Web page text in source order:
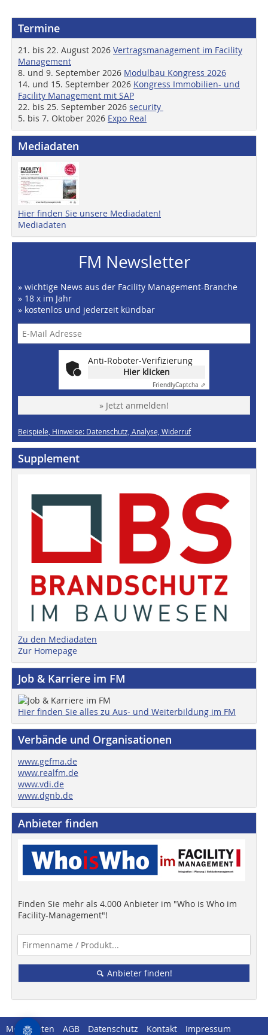
Termine
21. bis 22. August 2026 Vertragsmanagement im Facility
Management
8. und 9. September 2026 Modulbau Kongress 2026
14. und 15. September 2026 Kongress Immobilien- und
Facility Management mit SAP
22. bis 25. September 2026 security
5. bis 7. Oktober 2026 Expo Real
Mediadaten
Hier finden Sie unsere Mediadaten!
Mediadaten
FM Newsletter
» wichtige News aus der Facility Management-Branche
» 18 x im Jahr
» kostenlos und jederzeit kündbar
Anti-Roboter-Verifizierung
Hier klicken
FriendlyCaptcha ⇗
» Jetzt anmelden!
Beispiele, Hinweise: Datenschutz, Analyse, Widerruf
Supplement
Zu den Mediadaten
Zur Homepage
Job & Karriere im FM
Hier finden Sie alles zu Aus- und Weiterbildung im FM
Verbände und Organisationen
www.gefma.de
www.realfm.de
www.vdi.de
www.dgnb.de
Anbieter finden
Finden Sie mehr als 4.000 Anbieter im "Who is Who im
Facility-Management"!
Anbieter finden!
Mediadaten AGB Datenschutz Kontakt Impressum